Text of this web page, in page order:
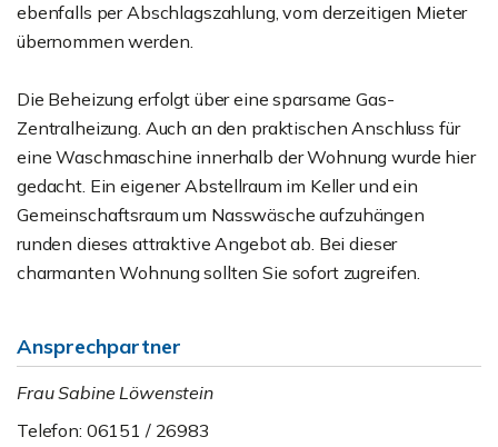
ebenfalls per Abschlagszahlung, vom derzeitigen Mieter
übernommen werden.
Die Beheizung erfolgt über eine sparsame Gas-
Zentralheizung. Auch an den praktischen Anschluss für
eine Waschmaschine innerhalb der Wohnung wurde hier
gedacht. Ein eigener Abstellraum im Keller und ein
Gemeinschaftsraum um Nasswäsche aufzuhängen
runden dieses attraktive Angebot ab. Bei dieser
charmanten Wohnung sollten Sie sofort zugreifen.
Ansprechpartner
Frau Sabine Löwenstein
Telefon: 06151 / 26983